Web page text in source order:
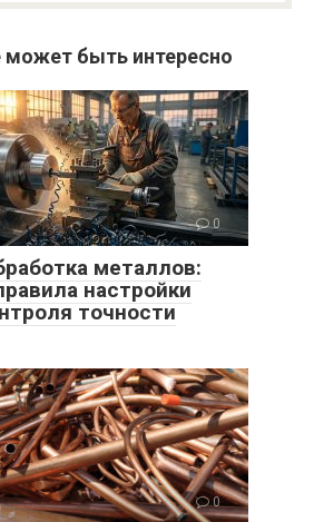
быть интересно
0
металлов:
настройки
точности
0